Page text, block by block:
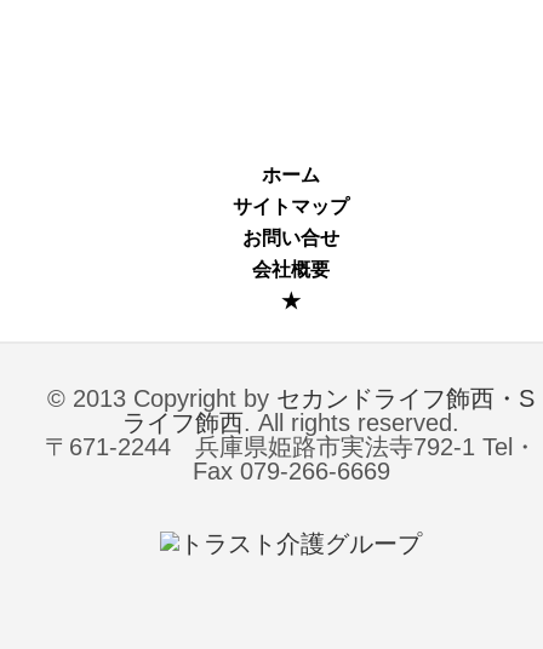
ホーム
サイトマップ
お問い合せ
会社概要
★
© 2013 Copyright by セカンドライフ飾西・S
ライフ飾西. All rights reserved.
〒671-2244 兵庫県姫路市実法寺792-1 Tel・
Fax 079-266-6669